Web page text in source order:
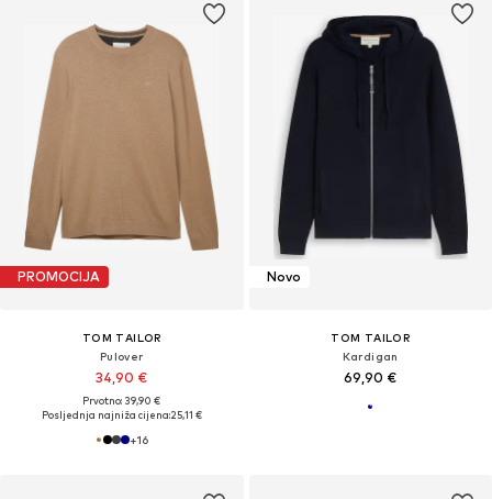
PROMOCIJA
TOM TAILOR
Pulover
34,90 €
Prvotno: 39,90 €
Posljednja najniža cijena:25,11 €
+16
Novo
TOM TAILOR
Kardigan
69,90 €